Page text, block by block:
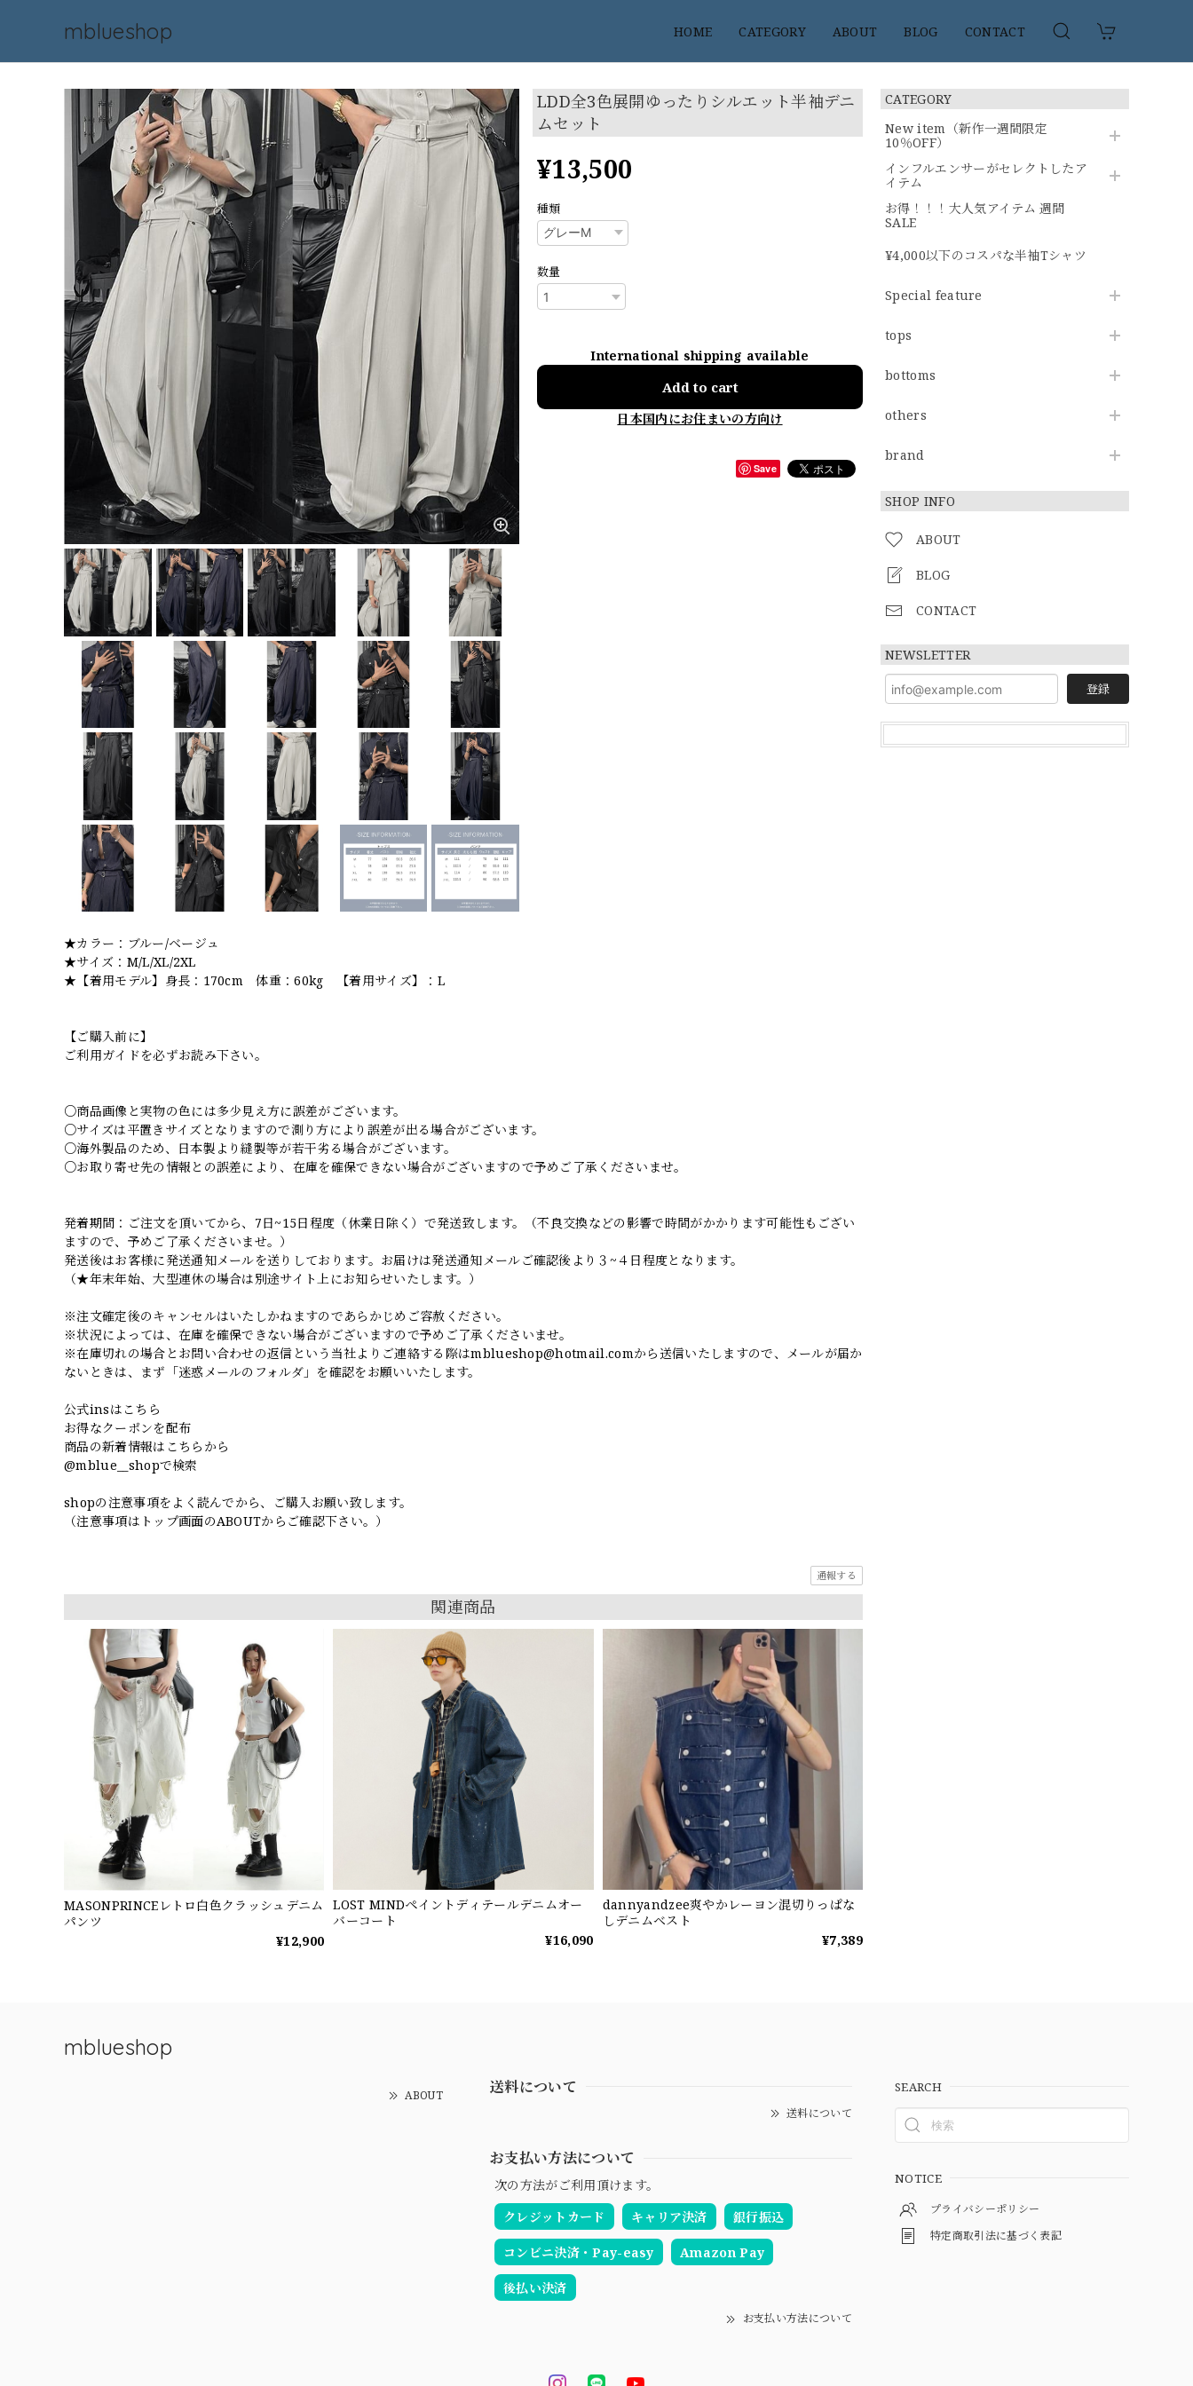
mblueshop HOME CATEGORY ABOUT BLOG CONTACT
CATEGORY
New item（新作一週間限定
10％OFF）
インフルエンサーがセレクトしたア
イテム
お得！！！大人気アイテム 週間
SALE
¥4,000以下のコスパな半袖Tシャツ
Special feature
tops
bottoms
others
brand
SHOP INFO
ABOUT
BLOG
CONTACT
NEWSLETTER
登録
LDD全3色展開ゆったりシルエット半袖デニ
ムセット
¥13,500
種類
数量
International shipping available
Add to cart
日本国内にお住まいの方向け
Save
★カラー：ブルー/ベージュ
★サイズ：M/L/XL/2XL
★【着用モデル】身長：170cm 体重：60kg 【着用サイズ】：L
【ご購入前に】
ご利用ガイドを必ずお読み下さい。
○商品画像と実物の色には多少見え方に誤差がございます。
○サイズは平置きサイズとなりますので測り方により誤差が出る場合がございます。
○海外製品のため、日本製より縫製等が若干劣る場合がございます。
○お取り寄せ先の情報との誤差により、在庫を確保できない場合がございますので予めご了承くださいませ。
発着期間：ご注文を頂いてから、7日~15日程度（休業日除く）で発送致します。（不良交換などの影響で時間がかかります可能性もござい
ますので、予めご了承くださいませ。）
発送後はお客様に発送通知メールを送りしております。お届けは発送通知メールご確認後より３~４日程度となります。
（★年末年始、大型連休の場合は別途サイト上にお知らせいたします。）
※注文確定後のキャンセルはいたしかねますのであらかじめご容赦ください。
※状況によっては、在庫を確保できない場合がございますので予めご了承くださいませ。
※在庫切れの場合とお問い合わせの返信という当社よりご連絡する際はmblueshop@hotmail.comから送信いたしますので、メールが届か
ないときは、まず「迷惑メールのフォルダ」を確認をお願いいたします。
公式insはこちら
お得なクーポンを配布
商品の新着情報はこちらから
@mblue__shopで検索
shopの注意事項をよく読んでから、ご購入お願い致します。
（注意事項はトップ画面のABOUTからご確認下さい。）
通報する
関連商品
MASONPRINCEレトロ白色クラッシュデニム
パンツ
¥12,900
LOST MINDペイントディテールデニムオー
バーコート
¥16,090
dannyandzee爽やかレーヨン混切りっぱな
しデニムベスト
¥7,389
mblueshop
ABOUT 送料について
送料について
お支払い方法について
次の方法がご利用頂けます。
クレジットカード
キャリア決済 銀行振込
コンビニ決済・Pay-easy Amazon Pay
後払い決済
お支払い方法について
SEARCH
NOTICE
プライバシーポリシー
特定商取引法に基づく表記